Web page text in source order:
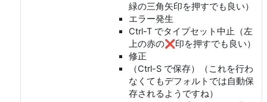
緑の三角矢印を押すでも良い）
エラー発生
Ctrl-T でタイプセット中止（左
上の赤の❌印を押すでも良い）
修正
（Ctrl-S で保存）（これを行わ
なくてもデフォルトでは自動保
存されるようですね）